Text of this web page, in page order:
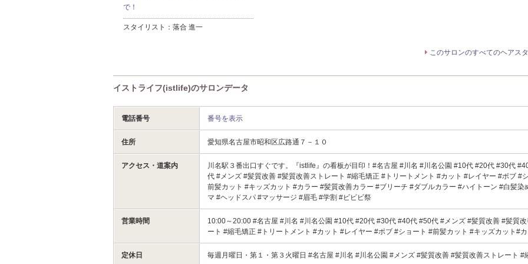
で！
スタイリスト： 落合 進一
このサロンのすべてのヘアス
イストライフ(istlife)のサロンデータ
電話番号 番号を表示
住所 愛知県名古屋市昭和区広路通７－１０
アクセス・道案内
川名駅３番出口すぐです。『istlife』の看板が目印！#名古屋 #川名 #川名公園 #10代 #20代 #30代
代 #メンズ #髪質改善 #髪質改善ストレート #縮毛矯正 #トリートメント #カット #レイヤー #ボブ #
前髪カット #キッズカット #カラー #髪質改善カラー #ブリーチ #ダブルカラー #ハイトーン #白髪染
マ #ヘッドスパ #マッサージ #眉毛 #学割 #ビビビ祭
営業時間
10:00～20:00 #名古屋 #川名 #川名公園 #10代 #20代 #30代 #40代 #50代 #メンズ #髪質改善 #髪質
ート #縮毛矯正 #トリートメント #カット #レイヤー #ボブ #ショート #前髪カット #キッズカット#
定休日 毎週月曜日・第１・第３火曜日 #名古屋 #川名 #川名公園 #メンズ #髪質改善 #髪質改善ストレート #